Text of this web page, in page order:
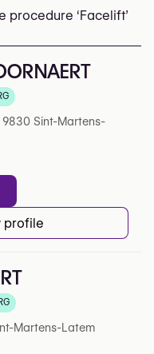
procedure ‘Facelift’
Sint-Martens-
profile
Martens-Latem